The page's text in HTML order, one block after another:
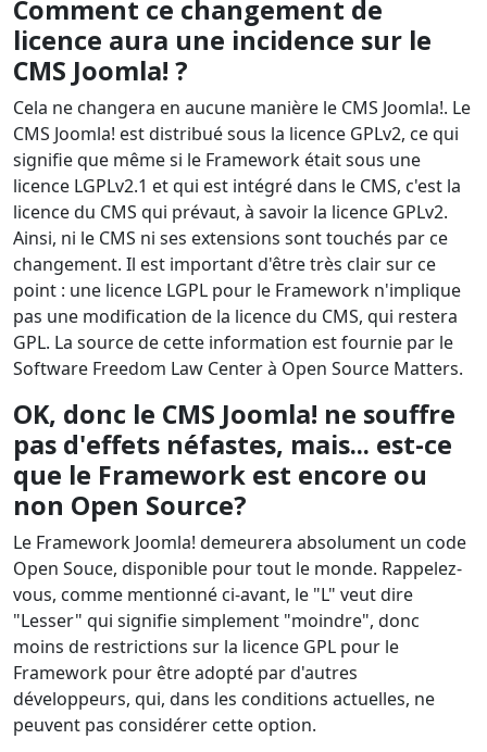
Comment ce changement de
licence aura une incidence sur le
CMS Joomla! ?
Cela ne changera en aucune manière le CMS Joomla!. Le
CMS Joomla! est distribué sous la licence GPLv2, ce qui
signifie que même si le Framework était sous une
licence LGPLv2.1 et qui est intégré dans le CMS, c'est la
licence du CMS qui prévaut, à savoir la licence GPLv2.
Ainsi, ni le CMS ni ses extensions sont touchés par ce
changement. Il est important d'être très clair sur ce
point : une licence LGPL pour le Framework n'implique
pas une modification de la licence du CMS, qui restera
GPL. La source de cette information est fournie par le
Software Freedom Law Center à Open Source Matters.
OK, donc le CMS Joomla! ne souffre
pas d'effets néfastes, mais... est-ce
que le Framework est encore ou
non Open Source?
Le Framework Joomla! demeurera absolument un code
Open Souce, disponible pour tout le monde. Rappelez-
vous, comme mentionné ci-avant, le "L" veut dire
"Lesser" qui signifie simplement "moindre", donc
moins de restrictions sur la licence GPL pour le
Framework pour être adopté par d'autres
développeurs, qui, dans les conditions actuelles, ne
peuvent pas considérer cette option.